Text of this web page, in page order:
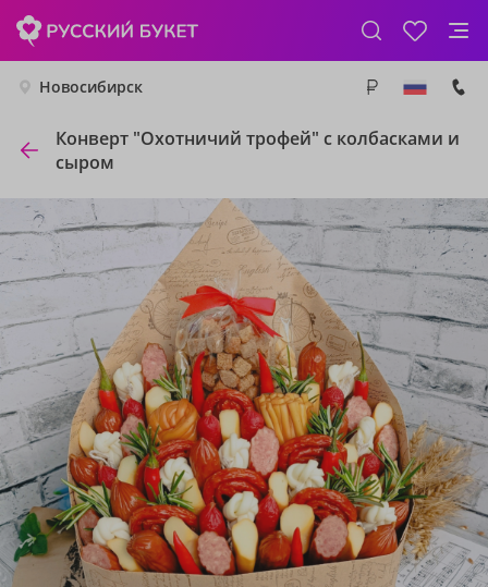
Новосибирск
Конверт "Охотничий трофей" с колбасками и
сыром